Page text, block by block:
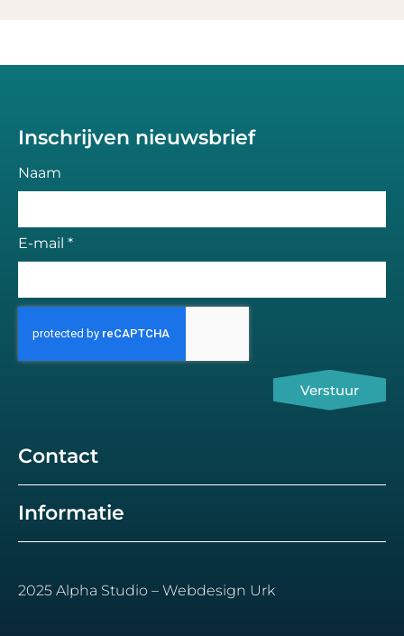
Contact
Informatie
2025 Alpha Studio – Webdesign Urk
Inschrijven nieuwsbrief
Naam
E-mail *
Verstuur